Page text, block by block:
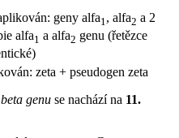
geny alfa1, alfa2 a 2
alfa1 a alfa2 genu (řetězce
zeta + pseudogen zeta
genu se nachází na 11.